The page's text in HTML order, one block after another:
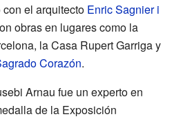
el arquitecto Enric Sagnier i
obras en lugares como la
la Casa Rupert Garriga y
Corazón.
Arnau fue un experto en
de la Exposición